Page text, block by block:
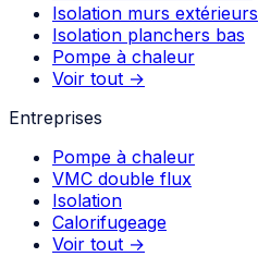
Isolation murs extérieurs
Isolation planchers bas
Pompe à chaleur
Voir tout →
Entreprises
Pompe à chaleur
VMC double flux
Isolation
Calorifugeage
Voir tout →